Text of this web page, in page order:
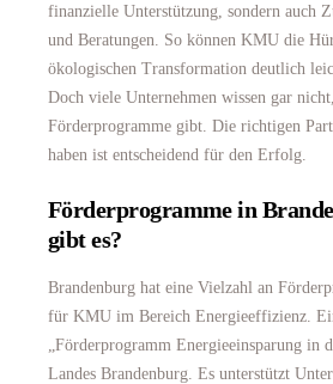
finanzielle Unterstützung, sondern auch
und Beratungen. So können KMU die
ökologischen Transformation deutlich
Doch viele Unternehmen wissen gar
Förderprogramme gibt. Die richtigen
haben ist entscheidend für den Erfolg.
Förderprogramme in
gibt es?
Brandenburg hat eine Vielzahl an
für KMU im Bereich Energieeffizienz.
„Förderprogramm Energieeinsparung in
Landes Brandenburg. Es unterstützt